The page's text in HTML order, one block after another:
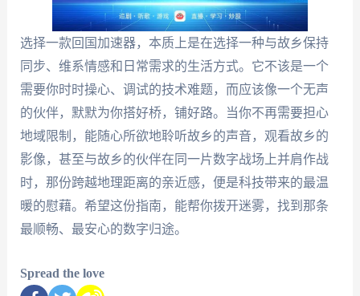
选择一款回国加速器，本质上是在选择一种与故乡保持
同步、维系情感和日常需求的生活方式。它不该是一个
需要你时时操心、调试的技术难题，而应该像一个无声
的伙伴，默默为你搭好桥，铺好路。当你不再需要担心
地域限制，能随心所欲地聆听故乡的声音，观看故乡的
影像，甚至与故乡的伙伴在同一片数字战场上并肩作战
时，那份跨越地理距离的亲近感，便是科技带来的最温
暖的慰藉。希望这份指南，能帮你拨开迷雾，找到那条
最顺畅、最安心的数字归途。
Spread the love